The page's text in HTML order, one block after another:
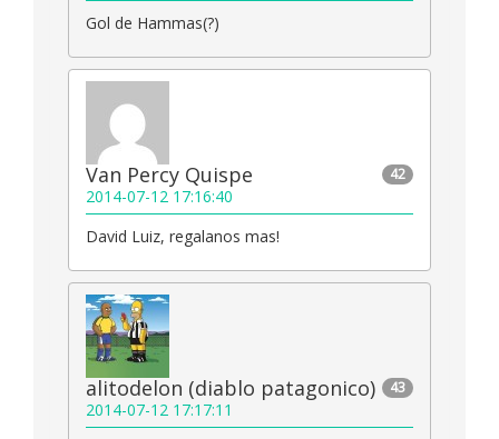
Gol de Hammas(?)
42
Van Percy Quispe
2014-07-12 17:16:40
David Luiz, regalanos mas!
43
alitodelon (diablo patagonico)
2014-07-12 17:17:11